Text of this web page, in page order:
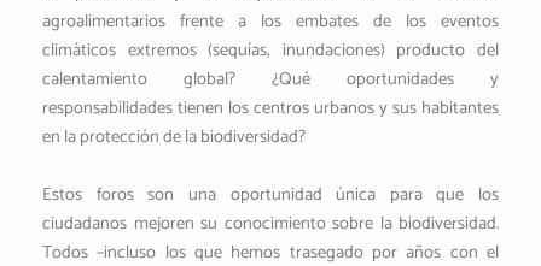
agroalimentarios frente a los embates de los eventos
climáticos extremos (sequías, inundaciones) producto del
calentamiento global? ¿Qué oportunidades y
responsabilidades tienen los centros urbanos y sus habitantes
en la protección de la biodiversidad?
Estos foros son una oportunidad única para que los
ciudadanos mejoren su conocimiento sobre la biodiversidad.
Todos –incluso los que hemos trasegado por años con el